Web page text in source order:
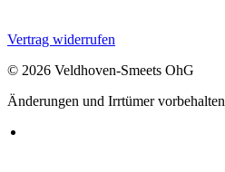
Vertrag widerrufen
© 2026 Veldhoven-Smeets OhG
Änderungen und Irrtümer vorbehalten